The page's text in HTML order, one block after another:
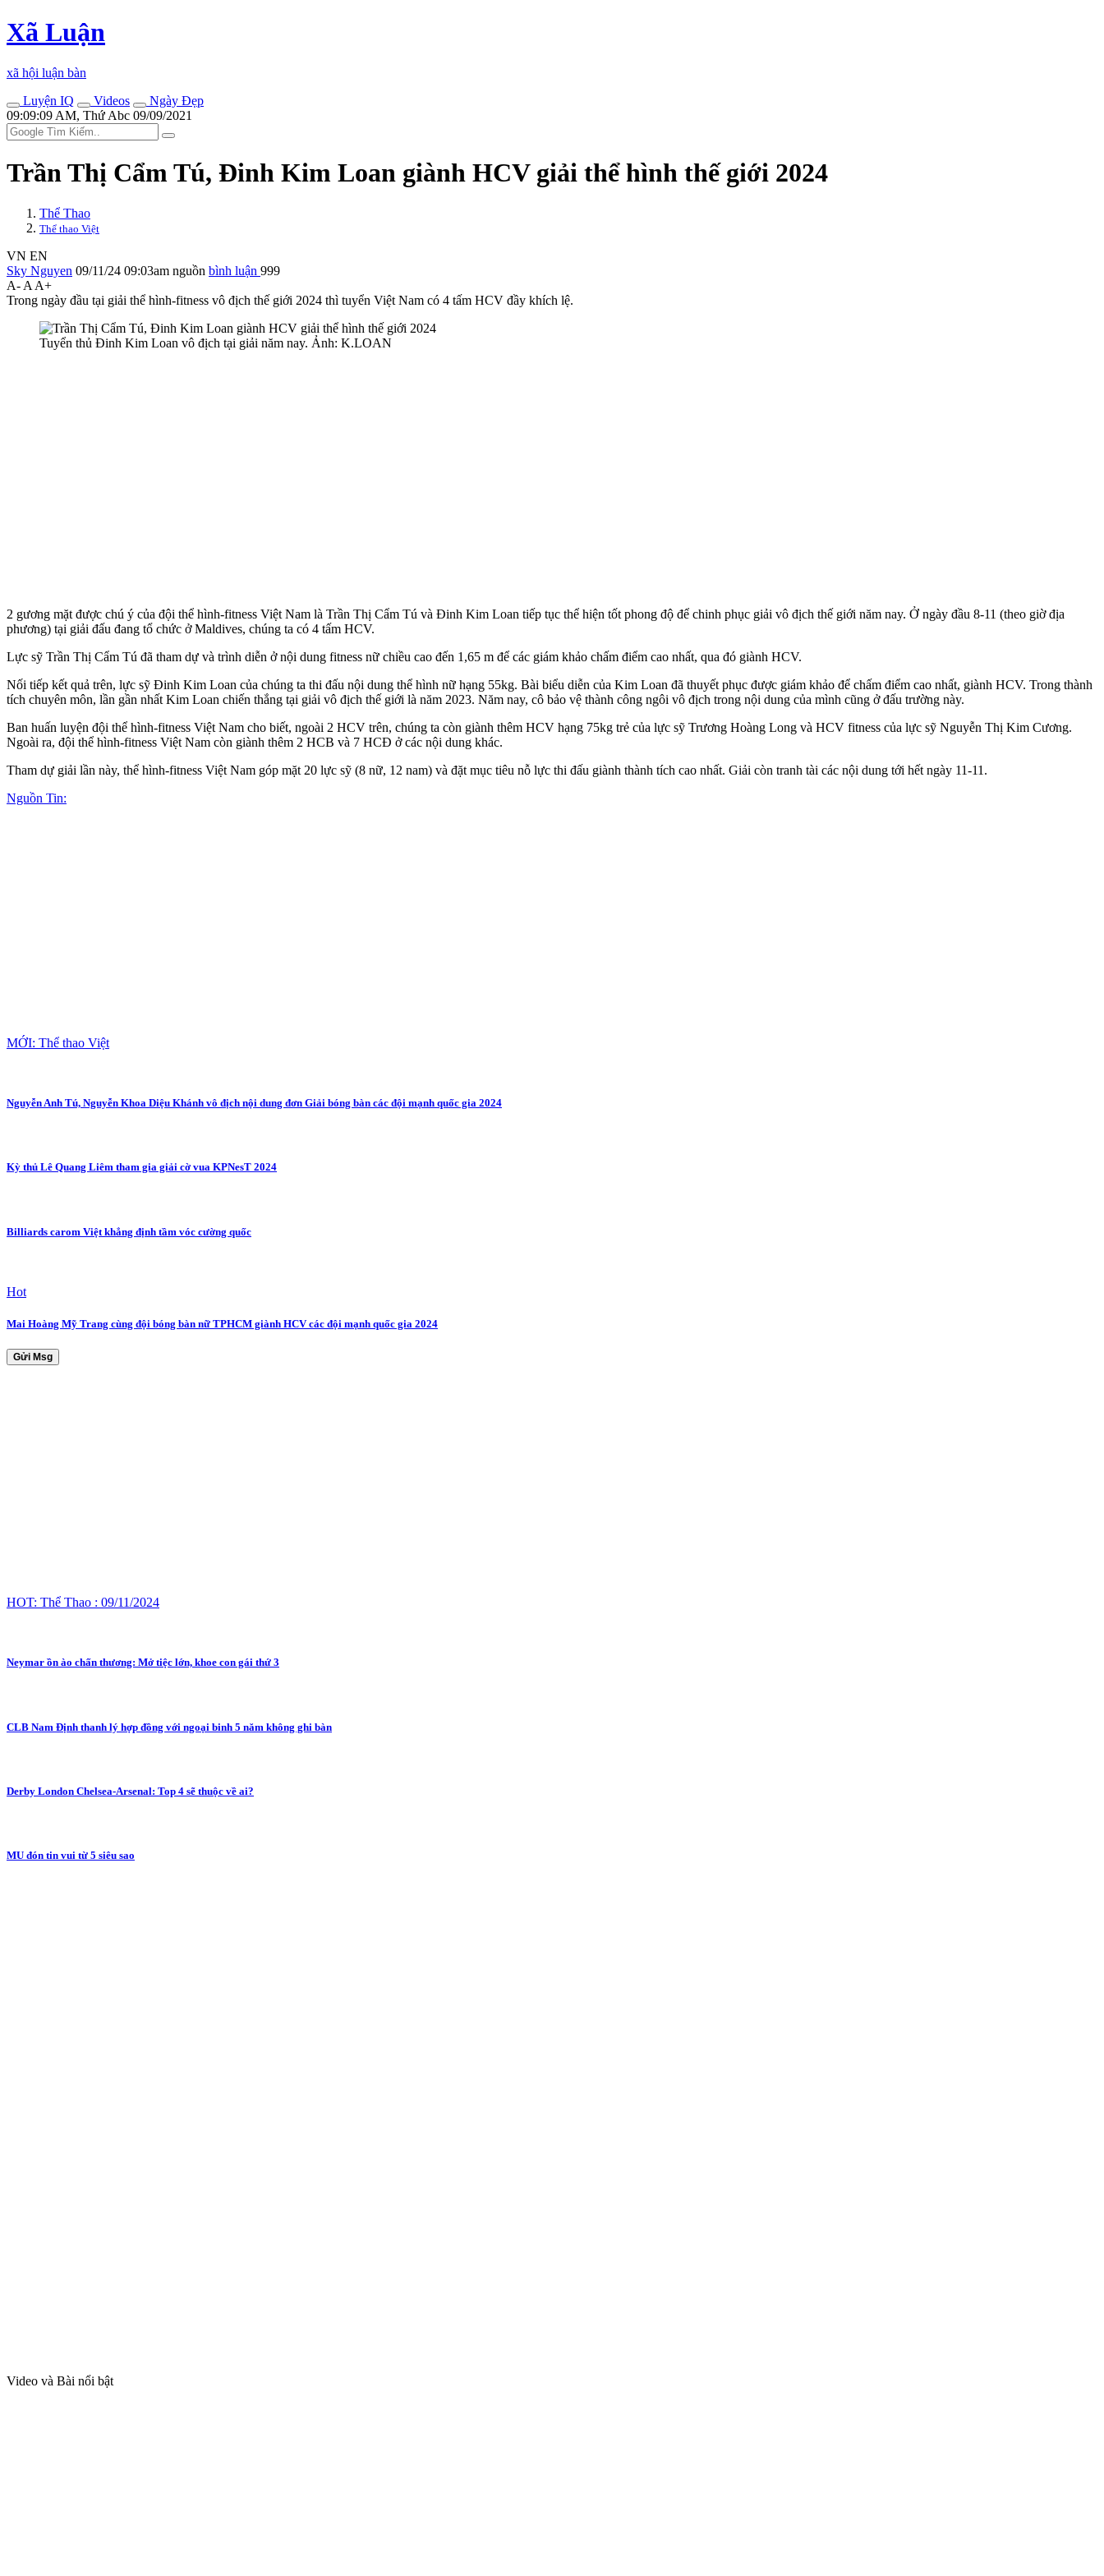
Xã Luận
xã hội luận bàn
Luyện IQ
Videos
Ngày Đẹp
09:09:09 AM, Thứ Abc 09/09/2021
Trần Thị Cẩm Tú, Đinh Kim Loan giành HCV giải thể hình thế giới 2024
Thể Thao
Thể thao Việt
VN EN
Sky Nguyen 09/11/24 09:03am nguồn bình luận 999
A- A A+
Trong ngày đầu tại giải thể hình-fitness vô địch thế giới 2024 thì tuyển Việt Nam có 4 tấm HCV đầy khích lệ.
Tuyển thủ Đinh Kim Loan vô địch tại giải năm nay. Ảnh: K.LOAN
2 gương mặt được chú ý của đội thể hình-fitness Việt Nam là Trần Thị Cẩm Tú và Đinh Kim Loan tiếp tục thể hiện tốt phong độ để chinh phục giải vô địch thế giới năm nay. Ở ngày đầu 8-11 (theo giờ địa
phương) tại giải đấu đang tổ chức ở Maldives, chúng ta có 4 tấm HCV.
Lực sỹ Trần Thị Cẩm Tú đã tham dự và trình diễn ở nội dung fitness nữ chiều cao đến 1,65 m để các giám khảo chấm điểm cao nhất, qua đó giành HCV.
Nối tiếp kết quả trên, lực sỹ Đinh Kim Loan của chúng ta thi đấu nội dung thể hình nữ hạng 55kg. Bài biểu diễn của Kim Loan đã thuyết phục được giám khảo để chấm điểm cao nhất, giành HCV. Trong thành
tích chuyên môn, lần gần nhất Kim Loan chiến thắng tại giải vô địch thế giới là năm 2023. Năm nay, cô bảo vệ thành công ngôi vô địch trong nội dung của mình cũng ở đấu trường này.
Ban huấn luyện đội thể hình-fitness Việt Nam cho biết, ngoài 2 HCV trên, chúng ta còn giành thêm HCV hạng 75kg trẻ của lực sỹ Trương Hoàng Long và HCV fitness của lực sỹ Nguyễn Thị Kim Cương.
Ngoài ra, đội thể hình-fitness Việt Nam còn giành thêm 2 HCB và 7 HCĐ ở các nội dung khác.
Tham dự giải lần này, thể hình-fitness Việt Nam góp mặt 20 lực sỹ (8 nữ, 12 nam) và đặt mục tiêu nỗ lực thi đấu giành thành tích cao nhất. Giải còn tranh tài các nội dung tới hết ngày 11-11.
Nguồn Tin:
MỚI: Thể thao Việt
Nguyễn Anh Tú, Nguyễn Khoa Diệu Khánh vô địch nội dung đơn Giải bóng bàn các đội mạnh quốc gia 2024
Kỳ thủ Lê Quang Liêm tham gia giải cờ vua KPNesT 2024
Billiards carom Việt khẳng định tầm vóc cường quốc
Hot
Mai Hoàng Mỹ Trang cùng đội bóng bàn nữ TPHCM giành HCV các đội mạnh quốc gia 2024
Gửi Msg
HOT: Thể Thao : 09/11/2024
Neymar ồn ào chấn thương: Mở tiệc lớn, khoe con gái thứ 3
CLB Nam Định thanh lý hợp đồng với ngoại binh 5 năm không ghi bàn
Derby London Chelsea-Arsenal: Top 4 sẽ thuộc về ai?
MU đón tin vui từ 5 siêu sao
Video và Bài nổi bật